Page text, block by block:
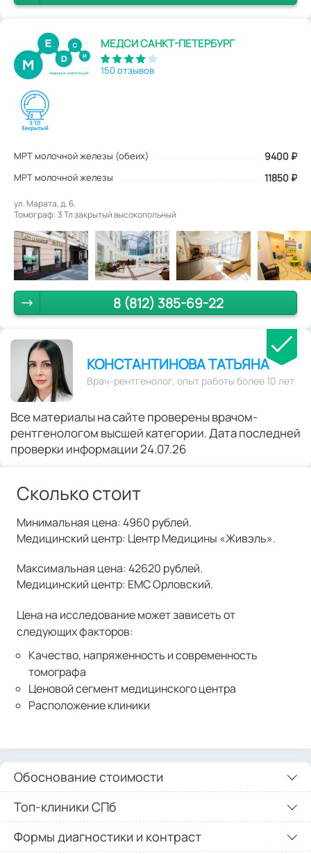
МЕДСИ САНКТ-ПЕТЕРБУРГ
150 отзывов
МРТ молочной железы (обеих) 9400 ₽
МРТ молочной железы 11850 ₽
ул. Марата, д. 6.
Томограф: 3 Тл закрытый высокопольный
8 (812) 385-69-22
КОНСТАНТИНОВА ТАТЬЯНА
Врач-рентгенолог, опыт работы более 10 лет
Все материалы на сайте проверены врачом-
рентгенологом высшей категории. Дата последней
проверки информации 24.07.26
Сколько стоит
Минимальная цена: 4960 рублей.
Медицинский центр: Центр Медицины «Живэль».
Максимальная цена: 42620 рублей.
Медицинский центр: ЕМС Орловский.
Цена на исследование может зависеть от
следующих факторов:
Качество, напряженность и современность
томографа
Ценовой сегмент медицинского центра
Расположение клиники
Обоснование стоимости
Топ-клиники СПб
Формы диагностики и контраст